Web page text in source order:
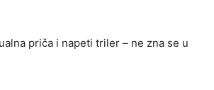
priča i napeti triler – ne zna se u